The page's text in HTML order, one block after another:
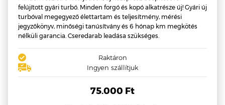
felújított gyári turbó. Minden forgó és kopó alkatrésze új! Gyári új
turbóval megegyező élettartam és teljesítmény, mérési
jegyzőkönyv, minőségi tanúsítvány és 6 hónap km megkötés
nélküli garancia. Cseredarab leadása szükséges.
Raktáron
Ingyen szállítjuk
75.000 Ft